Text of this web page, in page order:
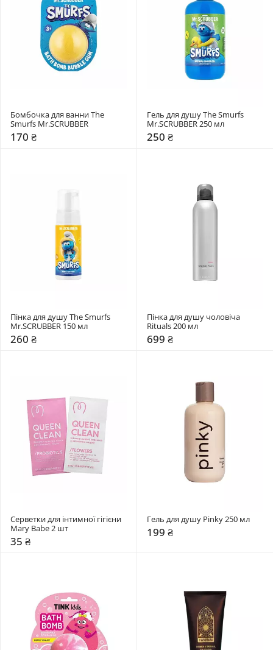
Бомбочка для ванни The
Smurfs Mr.SCRUBBER
170 ₴
Гель для душу The Smurfs
Mr.SCRUBBER 250 мл
250 ₴
Пінка для душу The Smurfs
Mr.SCRUBBER 150 мл
260 ₴
Пінка для душу чоловіча
Rituals 200 мл
699 ₴
Серветки для інтимної гігієни
Mary Babe 2 шт
35 ₴
Гель для душу Pinky 250 мл
199 ₴